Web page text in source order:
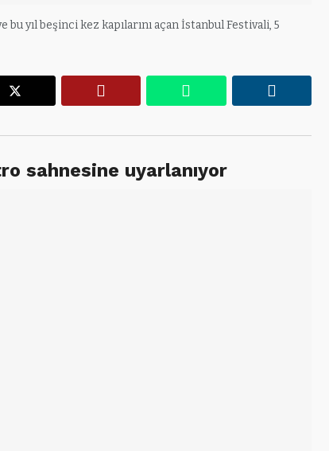
yıl beşinci kez kapılarını açan İstanbul Festivali, 5
sahnesine uyarlanıyor